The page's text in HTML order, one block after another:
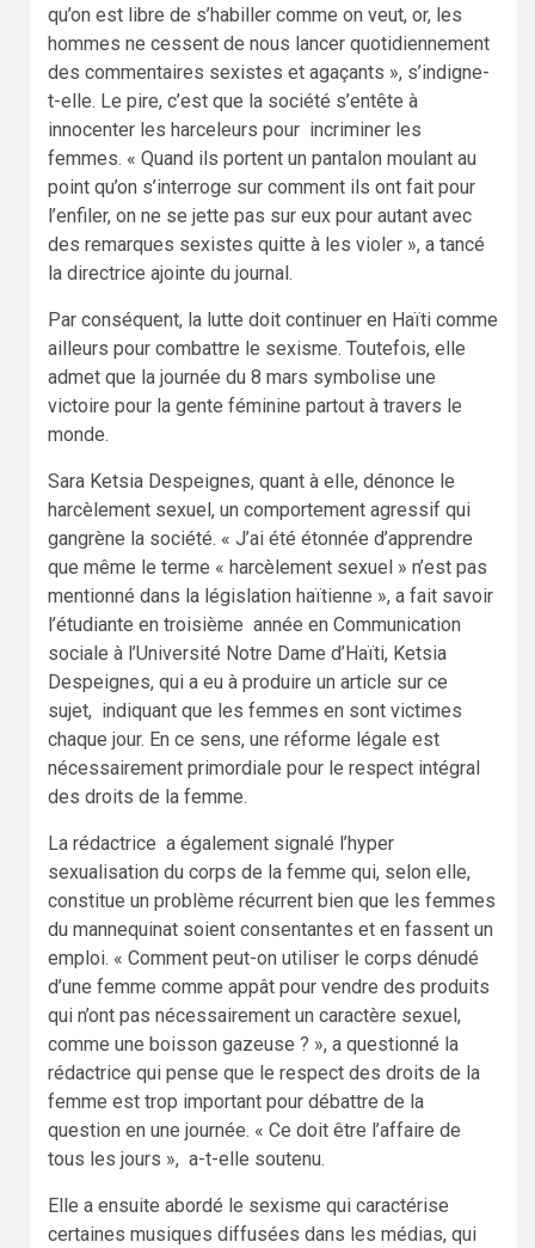
qu’on est libre de s’habiller comme on veut, or, les
hommes ne cessent de nous lancer quotidiennement
des commentaires sexistes et agaçants », s’indigne-
t-elle. Le pire, c’est que la société s’entête à
innocenter les harceleurs pour incriminer les
femmes. « Quand ils portent un pantalon moulant au
point qu’on s’interroge sur comment ils ont fait pour
l’enfiler, on ne se jette pas sur eux pour autant avec
des remarques sexistes quitte à les violer », a tancé
la directrice ajointe du journal.
Par conséquent, la lutte doit continuer en Haïti comme
ailleurs pour combattre le sexisme. Toutefois, elle
admet que la journée du 8 mars symbolise une
victoire pour la gente féminine partout à travers le
monde.
Sara Ketsia Despeignes, quant à elle, dénonce le
harcèlement sexuel, un comportement agressif qui
gangrène la société. « J’ai été étonnée d’apprendre
que même le terme « harcèlement sexuel » n’est pas
mentionné dans la législation haïtienne », a fait savoir
l’étudiante en troisième année en Communication
sociale à l’Université Notre Dame d’Haïti, Ketsia
Despeignes, qui a eu à produire un article sur ce
sujet, indiquant que les femmes en sont victimes
chaque jour. En ce sens, une réforme légale est
nécessairement primordiale pour le respect intégral
des droits de la femme.
La rédactrice a également signalé l’hyper
sexualisation du corps de la femme qui, selon elle,
constitue un problème récurrent bien que les femmes
du mannequinat soient consentantes et en fassent un
emploi. « Comment peut-on utiliser le corps dénudé
d’une femme comme appât pour vendre des produits
qui n’ont pas nécessairement un caractère sexuel,
comme une boisson gazeuse ? », a questionné la
rédactrice qui pense que le respect des droits de la
femme est trop important pour débattre de la
question en une journée. « Ce doit être l’affaire de
tous les jours », a-t-elle soutenu.
Elle a ensuite abordé le sexisme qui caractérise
certaines musiques diffusées dans les médias, qui